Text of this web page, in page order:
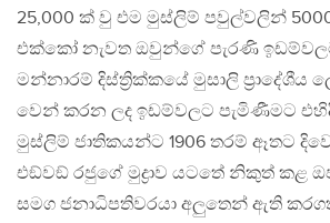
25,000 ක් වු එම මුස්ලිම් පවුල්වලින්
එක්කෝ නැවත ඔවුන්ගේ පැරණි
මන්නාරම් දිස්ත්‍රික්කයේ මුසාලි ප්‍රාදේශීය
වෙන් කරන ලද ඉඩම්වලට පැමිණීමට
මුස්ලිම් ජාතිකයන්ට 1906 තරම් ඈතට
එඞ්වඞ් රජුගේ මුද්‍රාව යටතේ නිකුත් කළ
සමග ජනාධිපතිවරයා අලුතෙන් ඇති